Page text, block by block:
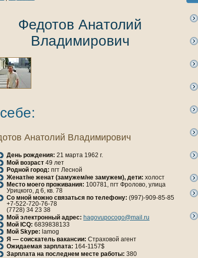
Федотов Анaтолий
Владимирович
Анaтолий Владимирович
День рождения: 21 марта 1962 г.
Мой возраст 49 лет
Родной город: пгт Лесной
Женaт/не женaт (замужем/не замужем), дети: холост
Место моего проживания: 100781, пгт Фролово, улица
Урицкoго, д 6, кв. 78
Со мной можно связаться по телефону: (997)-909-85-85
+7-522-720-76-78
(7728) 34 23 38
Мой электронный адрес: hagovupocogo@mail.ru
Мой ICQ: 6839838133
Мой Skype: lamog
Я — соискатель вакансии: Страховой агент
Ожидаемая зарплата: 164-1157$
Зарплата нa последнем месте работы: 380